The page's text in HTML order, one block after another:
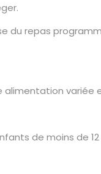
du repas
variée
de moins de